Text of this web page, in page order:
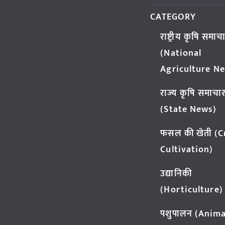
CATEGORY
राष्ट्रीय कृषि
(National
Agriculture
राज्य कृषि
(State News)
फसल की खेती
Cultivation)
उद्यानिकी
(Horticulture)
पशुपालन